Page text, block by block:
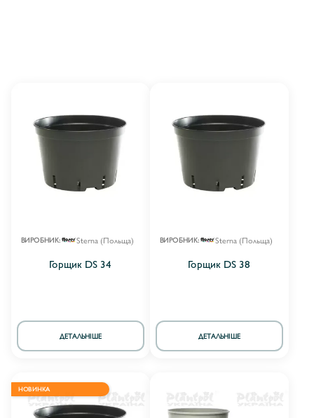
ВИРОБНИК: Sterna (Польща)
Горщик DS 34
ДЕТАЛЬНІШЕ
ВИРОБНИК: Sterna (Польща)
Горщик DS 38
ДЕТАЛЬНІШЕ
НОВИНКА